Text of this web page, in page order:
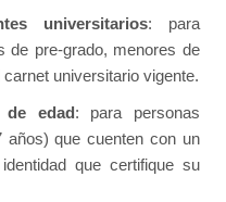
universitarios: para
de pre-grado, menores de
universitario vigente.
de edad: para personas
que cuenten con un
que certifique su